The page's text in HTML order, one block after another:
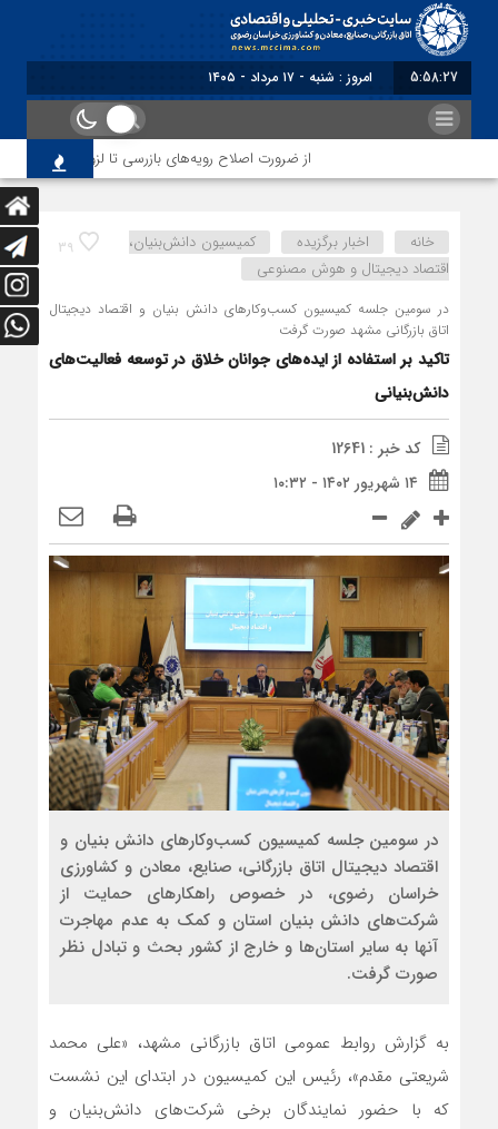
5:58:28 برابر با : Saturday - 8 August - 2026
از ضرورت اصلاح رویه‌های بازرسی تا لزوم اصلاح حکمرانی
39 خانه اخبار برگزیده
کمیسیون دانش‌بنیان،
اقتصاد دیجیتال و هوش مصنوعی
در سومین جلسه کمیسیون کسب‌وکارهای دانش بنیان و اقتصاد دیجیتال
اتاق بازرگانی مشهد صورت گرفت
تاکید بر استفاده از ایده‌های جوانان خلاق در توسعه فعالیت‌های
دانش‌بنیانی
کد خبر : 12641
۱۴ شهریور ۱۴۰۲ - ۱۰:۳۲
در سومین جلسه کمیسیون کسب‌و‌کارهای دانش بنیان و
اقتصاد دیجیتال اتاق بازرگانی، صنایع، معادن و کشاورزی
خراسان رضوی، در خصوص راهکارهای حمایت از
شرکت‌های دانش بنیان استان و کمک به عدم مهاجرت
آنها به سایر استان‌ها و خارج از کشور بحث و تبادل نظر
صورت گرفت.
به گزارش روابط‌ عمومی اتاق بازرگانی مشهد، «علی محمد
شریعتی مقدم»، رئیس این کمیسیون در ابتدای این نشست
که با حضور نمایندگان برخی شرکت‌های دانش‌بنیان و